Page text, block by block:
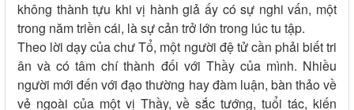
không thành tựu khi vị hành giả ấy có sự nghi vấn, một
trong năm triền cái, là sự cản trở lớn trong lúc tu tập.
Theo lời dạy của chư Tổ, một người đệ tử cần phải biết tri
ân và có tâm chí thành đối với Thầy của mình. Nhiều
người mới đến với đạo thường hay đàm luận, bàn thảo về
vẻ ngoài của một vị Thầy, về sắc tướng, tuổi tác, kiến